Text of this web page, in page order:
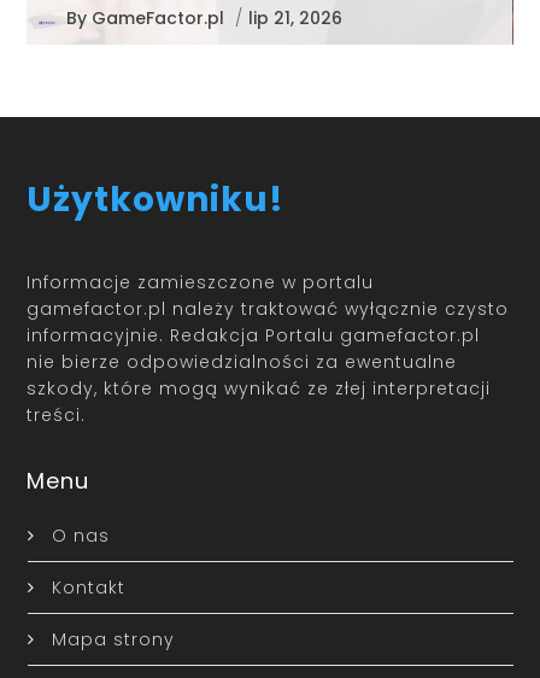
By GameFactor.pl / lip 21, 2026
Użytkowniku!
Informacje zamieszczone w portalu
gamefactor.pl należy traktować wyłącznie czysto
informacyjnie. Redakcja Portalu gamefactor.pl
nie bierze odpowiedzialności za ewentualne
szkody, które mogą wynikać ze złej interpretacji
treści.
Menu
O nas
Kontakt
Mapa strony